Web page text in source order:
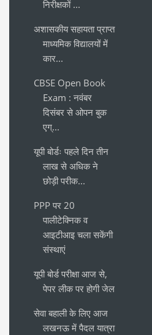
निरीक्षकों ...
अशासकीय सहायता प्राप्त
माध्यमिक विद्यालयों में
कार...
CBSE Open Book
Exam : नवंबर
दिसंबर से ओपन बुक
एग्...
यूपी बोर्डः पहले दिन तीन
लाख से अधिक ने
छोड़ी परीक...
PPP पर 20
पालीटेक्निक व
आइटीआइ चला सकेंगी
संस्थाएं
यूपी बोर्ड परीक्षा आज से,
पेपर लीक पर होगी जेल
सेवा बहाली के लिए आज
लखनऊ में पैदल यात्रा